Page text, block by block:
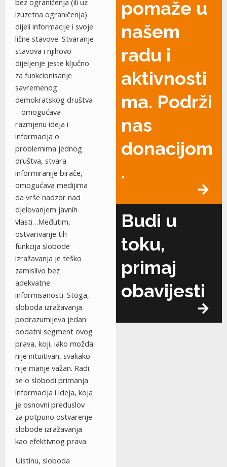
izuzetna ograničenja)
dijeli informacije i svoje
lične stavove. Stvaranje
stavova i njihovo
dijeljenje jeste ključno
za funkcionisanje
savremenog
demokratskog društva
– omogućava
razmjenu ideja i
informacija o
problemima jednog
društva, stvara
informiranije birače,
omogućava medijima
da vrše nadzor nad
djelovanjem javnih
vlasti…Međutim,
ostvarivanje tih
funkcija slobode
izražavanja je teško
zamislivo bez
adekvatne
informisanosti. Stoga,
sloboda izražavanja
podrazumijeva jedan
dodatni segment ovog
prava, koji, iako možda
nije intuitivan, svakako
nije manje važan. Radi
se o slobodi primanja
informacija i ideja, koja
je osnovni preduslov
za potpuno ostvarenje
slobode izražavanja
kao efektivnog prava.
Uistinu, sloboda
pomaže u
našem
radu i
aktivnosti
ma. Podrži
nas
donacijom
.
Budi u
toku,
primaj
obavijesti